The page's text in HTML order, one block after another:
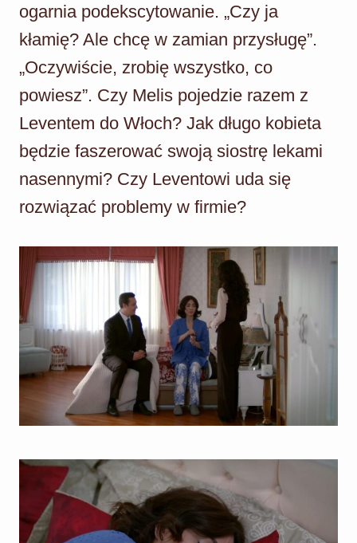
ogarnia podekscytowanie. „Czy ja
kłamię? Ale chcę w zamian przysługę”.
„Oczywiście, zrobię wszystko, co
powiesz”. Czy Melis pojedzie razem z
Leventem do Włoch? Jak długo kobieta
będzie faszerować swoją siostrę lekami
nasennymi? Czy Leventowi uda się
rozwiązać problemy w firmie?